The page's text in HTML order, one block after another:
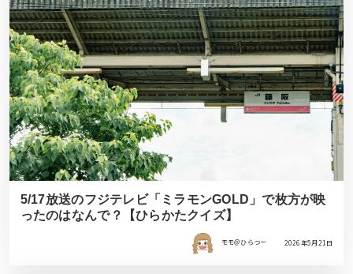
5/17放送のフジテレビ「ミラモンGOLD」で枚方が映
ったのはなんで？【ひらかたクイズ】
モモ＠ひらつー 2026年5月21日